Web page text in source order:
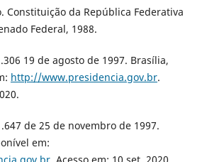
Constituição da República Federativa
Federal, 1988.
19 de agosto de 1997. Brasília,
http://www.presidencia.gov.br.
de 25 de novembro de 1997.
em: